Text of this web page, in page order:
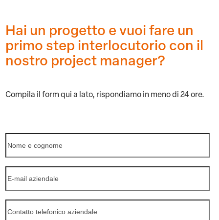
Hai un progetto e vuoi fare un
primo step interlocutorio con il
nostro project manager?
Compila il form qui a lato, rispondiamo in meno di 24 ore.